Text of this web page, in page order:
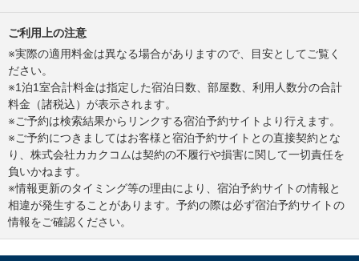
ご利用上の注意
※実際の適用料金は異なる場合がありますので、目安としてご覧く
ださい。
※1泊1室合計料金は指定した宿泊日数、部屋数、利用人数分の合計
料金（諸税込）が表示されます。
※ご予約は検索結果からリンクする宿泊予約サイトより行えます。
※ご予約につきましてはお客様と宿泊予約サイトとの直接契約とな
り、株式会社カカクコムは契約の不履行や損害に関して一切責任を
負いかねます。
※情報更新のタイミング等の理由により、宿泊予約サイトの情報と
相違が発生することがあります。予約の際は必ず宿泊予約サイトの
情報をご確認ください。